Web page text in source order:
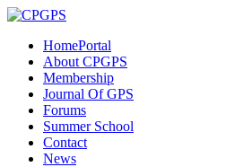
HomePortal
About CPGPS
Membership
Journal Of GPS
Forums
Summer School
Contact
News